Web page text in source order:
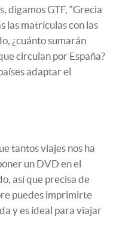
digamos GTF, “Grecia
las matrículas con las
¿cuánto sumarán
circulan por España?
adaptar el
tantos viajes nos ha
un DVD en el
así que precisa de
puedes imprimirte
y es ideal para viajar